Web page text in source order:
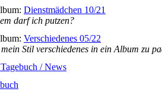
Dienstmädchen 10/21
darf ich putzen?
Verschiedenes 05/22
Stil verschiedenes in ein Album zu
/ News